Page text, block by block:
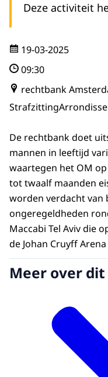
Deze activiteit
19-03-2025
09:30
rechtbank
Strafzitting
De rechtbank doet
mannen in leeftijd
waartegen het OM
tot twaalf maanden
worden verdacht van
ongeregeldheden
Maccabi Tel Aviv die
de Johan Cruyff
Meer over